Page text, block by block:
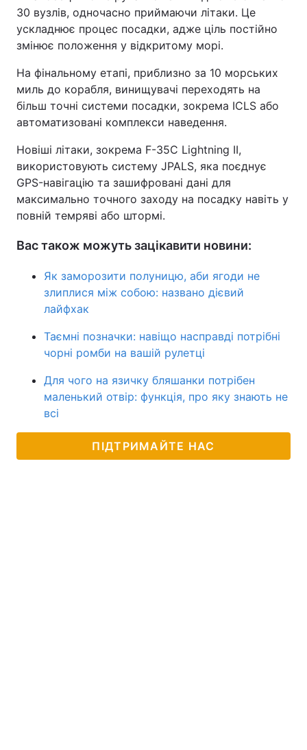
30 вузлів, одночасно приймаючи літаки. Це
ускладнює процес посадки, адже ціль постійно
змінює положення у відкритому морі.
На фінальному етапі, приблизно за 10 морських
миль до корабля, винищувачі переходять на
більш точні системи посадки, зокрема ICLS або
автоматизовані комплекси наведення.
Новіші літаки, зокрема F-35C Lightning II,
використовують систему JPALS, яка поєднує
GPS-навігацію та зашифровані дані для
максимально точного заходу на посадку навіть у
повній темряві або штормі.
Вас також можуть зацікавити новини:
Як заморозити полуницю, аби ягоди не
злиплися між собою: названо дієвий
лайфхак
Таємні позначки: навіщо насправді потрібні
чорні ромби на вашій рулетці
Для чого на язичку бляшанки потрібен
маленький отвір: функція, про яку знають не
всі
ПІДТРИМАЙТЕ НАС